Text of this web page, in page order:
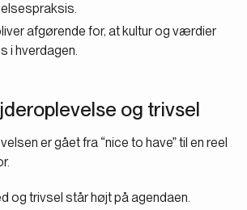
afgørende for, at kultur og værdier
i hverdagen.
og trivsel
er gået fra “nice to have” til en reel
og trivsel står højt på agendaen.